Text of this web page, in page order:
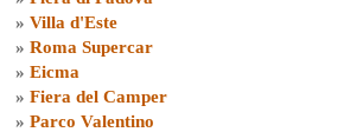
» Villa d'Este
» Roma Supercar
» Eicma
» Fiera del Camper
» Parco Valentino